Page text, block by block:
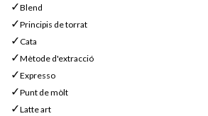
✓Blend
✓Principis de torrat
✓Cata
✓Mètode d'extracció
✓Expresso
✓Punt de mòlt
✓Latte art